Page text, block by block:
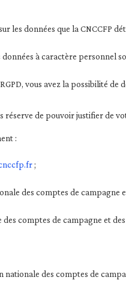
les données que la CNCCFP
à caractère personnel
vous avez la possibilité
de pouvoir justifier de
:
;
des comptes de campagne
comptes de campagne et
des comptes de